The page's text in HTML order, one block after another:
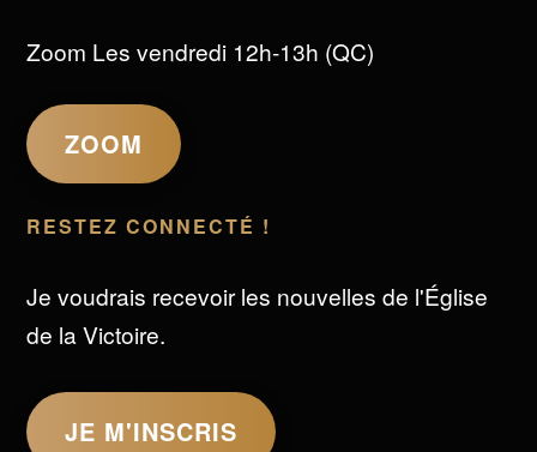
Zoom Les vendredi 12h-13h (QC)
ZOOM
RESTEZ CONNECTÉ !
Je voudrais recevoir les nouvelles de l'Église
de la Victoire.
JE M'INSCRIS